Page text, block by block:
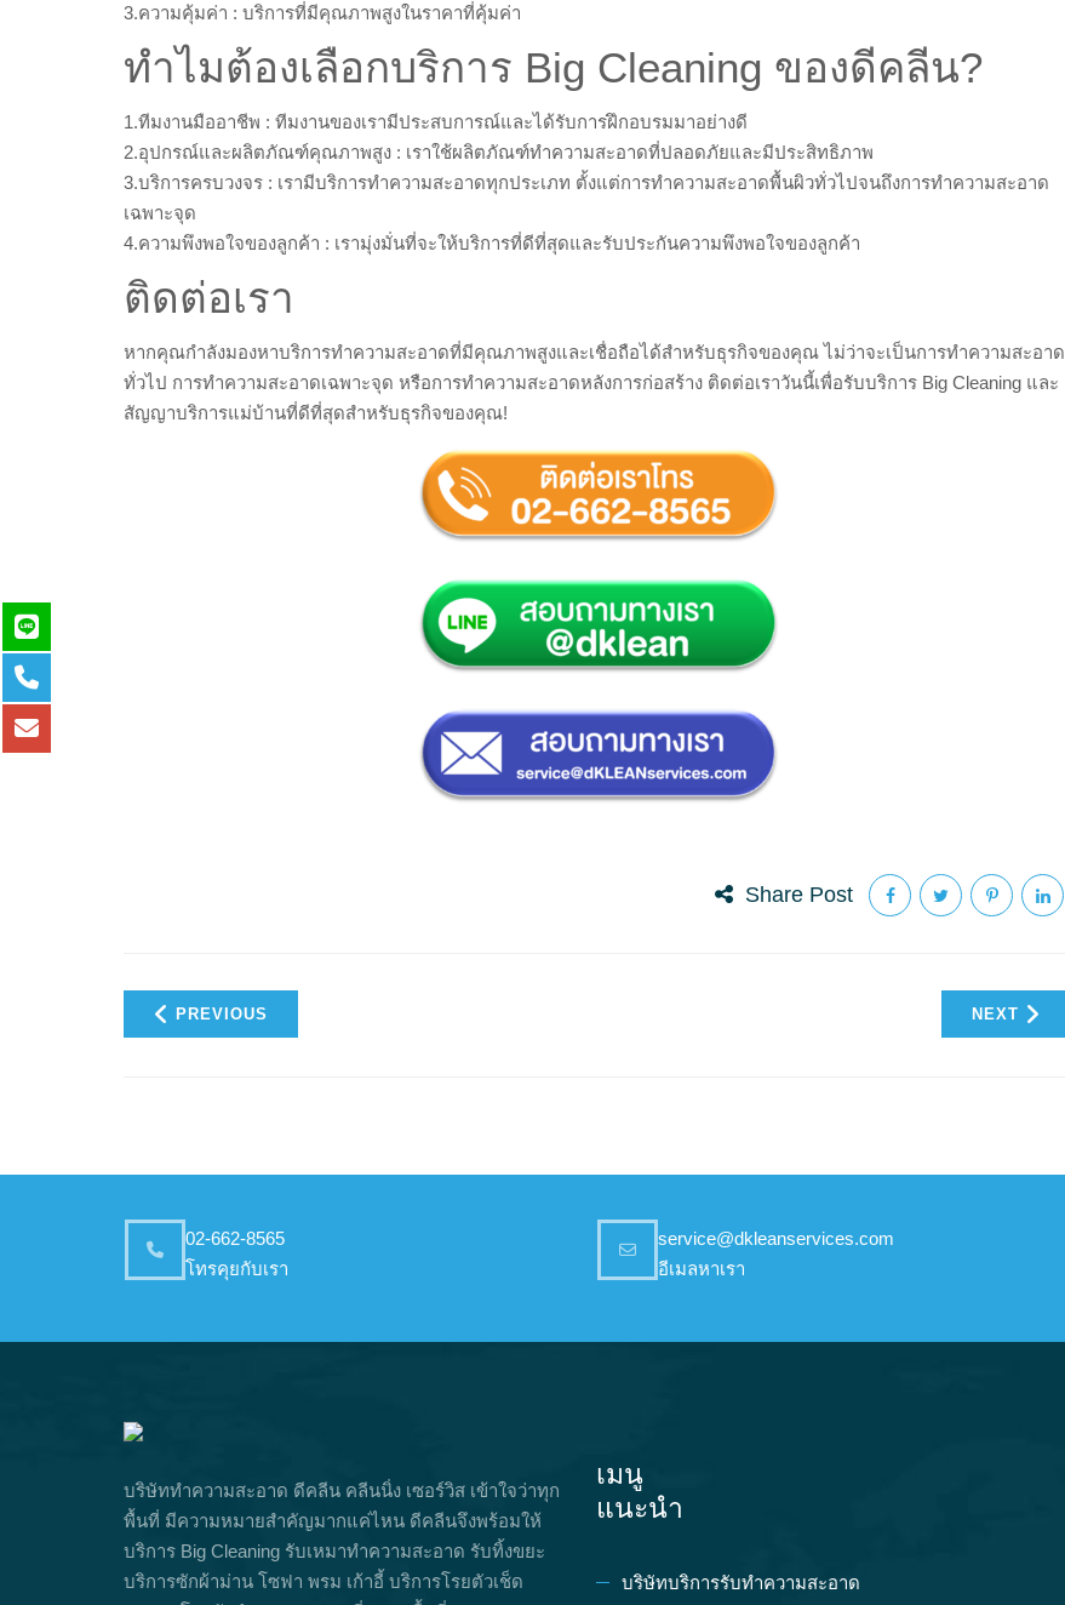
3.ความคุ้มค่า : บริการที่มีคุณภาพสูงในราคาที่คุ้มค่า
ทำไมต้องเลือกบริการ Big Cleaning ของดีคลีน?
1.ทีมงานมืออาชีพ : ทีมงานของเรามีประสบการณ์และได้รับการฝึกอบรมมาอย่างดี
2.อุปกรณ์และผลิตภัณฑ์คุณภาพสูง : เราใช้ผลิตภัณฑ์ทำความสะอาดที่ปลอดภัยและมีประสิทธิภาพ
3.บริการครบวงจร : เรามีบริการทำความสะอาดทุกประเภท ตั้งแต่การทำความสะอาดพื้นผิวทั่วไปจนถึงการทำความสะอาด
เฉพาะจุด
4.ความพึงพอใจของลูกค้า : เรามุ่งมั่นที่จะให้บริการที่ดีที่สุดและรับประกันความพึงพอใจของลูกค้า
ติดต่อเรา
หากคุณกำลังมองหาบริการทำความสะอาดที่มีคุณภาพสูงและเชื่อถือได้สำหรับธุรกิจของคุณ ไม่ว่าจะเป็นการทำความสะอาด
ทั่วไป การทำความสะอาดเฉพาะจุด หรือการทำความสะอาดหลังการก่อสร้าง ติดต่อเราวันนี้เพื่อรับบริการ Big Cleaning และ
สัญญาบริการแม่บ้านที่ดีที่สุดสำหรับธุรกิจของคุณ!
Share Post
PREVIOUS NEXT
02-662-8565
โทรคุยกับเรา
service@dkleanservices.com
อีเมลหาเรา
บริษัททำความสะอาด ดีคลีน คลีนนิ่ง เซอร์วิส เข้าใจว่าทุก
พื้นที่ มีความหมายสำคัญมากแค่ไหน ดีคลีนจึงพร้อมให้
บริการ Big Cleaning รับเหมาทำความสะอาด รับทิ้งขยะ
บริการซักผ้าม่าน โซฟา พรม เก้าอี้ บริการโรยตัวเช็ด
เมนู
แนะนำ
บริษัทบริการรับทำความสะอาด